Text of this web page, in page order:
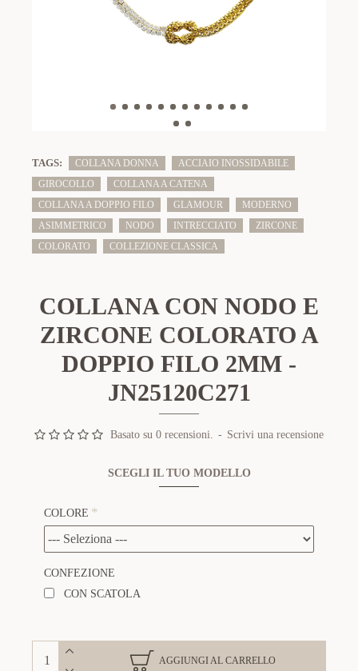
TAGS: COLLANA DONNA
ACCIAIO INOSSIDABILE
GIROCOLLO
COLLANA A CATENA
COLLANA A DOPPIO FILO
GLAMOUR
MODERNO
ASIMMETRICO
NODO INTRECCIATO
ZIRCONE
COLORATO
COLLEZIONE CLASSICA
COLLANA CON NODO E
ZIRCONE COLORATO A
DOPPIO FILO 2MM -
JN25120C271
Basato su 0 recensioni. - Scrivi una recensione
SCEGLI IL TUO MODELLO
COLORE
CONFEZIONE
CON SCATOLA
AGGIUNGI AL CARRELLO